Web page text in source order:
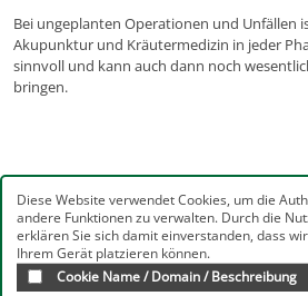
Bei ungeplanten Operationen und Unfällen
Akupunktur und Kräutermedizin in jeder
sinnvoll und kann auch dann noch
bringen.
Barbara Schmer - Ärztin
Privatpraxis
Diese Website verwendet Cookies, um die
andere Funktionen zu verwalten. Durch die
erklären Sie sich damit einverstanden, dass
Ihrem Gerät platzieren können.
Cookie Name / Domain / Beschreibung